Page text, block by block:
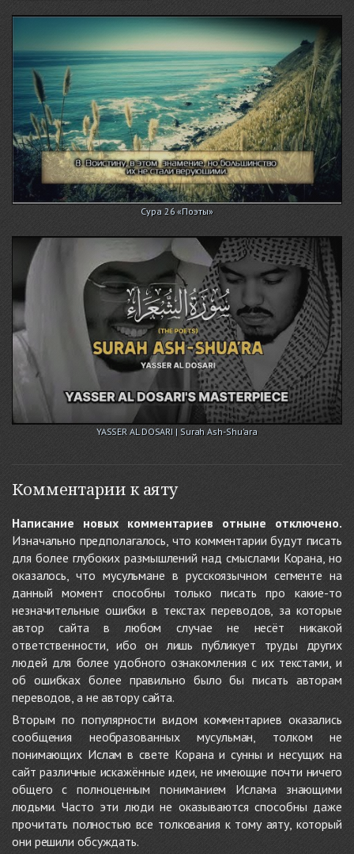
Сура 26 «Поэты»
YASSER AL DOSARI | Surah Ash-Shu'ara
Комментарии к аяту
Написание новых комментариев отныне отключено.
Изначально предполагалось, что комментарии будут писать
для более глубоких размышлений над смыслами Корана, но
оказалось, что мусульмане в русскоязычном сегменте на
данный момент способны только писать про какие-то
незначительные ошибки в текстах переводов, за которые
автор сайта в любом случае не несёт никакой
ответственности, ибо он лишь публикует труды других
людей для более удобного ознакомления с их текстами, и
об ошибках более правильно было бы писать авторам
переводов, а не автору сайта.
Вторым по популярности видом комментариев оказались
сообщения необразованных мусульман, толком не
понимающих Ислам в свете Корана и сунны и несущих на
сайт различные искажённые идеи, не имеющие почти ничего
общего с полноценным пониманием Ислама знающими
людьми. Часто эти люди не оказываются способны даже
прочитать полностью все толкования к тому аяту, который
они решили обсуждать.